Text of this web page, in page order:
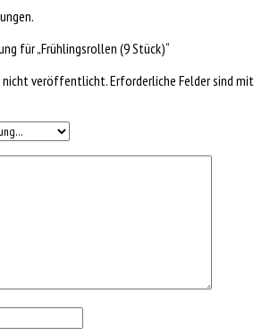
für „Frühlingsrollen (9 Stück)“
nicht veröffentlicht.Erforderliche Felder sind mit